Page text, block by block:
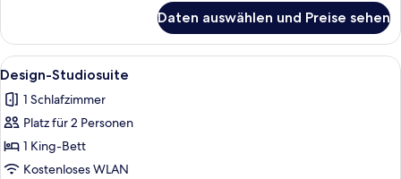
Corridor
view
anzeigen
Double
or
Twin
room
Corridor
Daten auswählen und Preise sehen
Alle
Fotos
für
Design-
Studiosuite
anzeigen
Ein modernes Schlafzimmer mit
6
Design-Studiosuite
1 Schlafzimmer
Platz für 2 Personen
1 King-Bett
Kostenloses WLAN